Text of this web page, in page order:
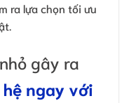
ra lựa chọn tối ưu
gây ra
ngay với